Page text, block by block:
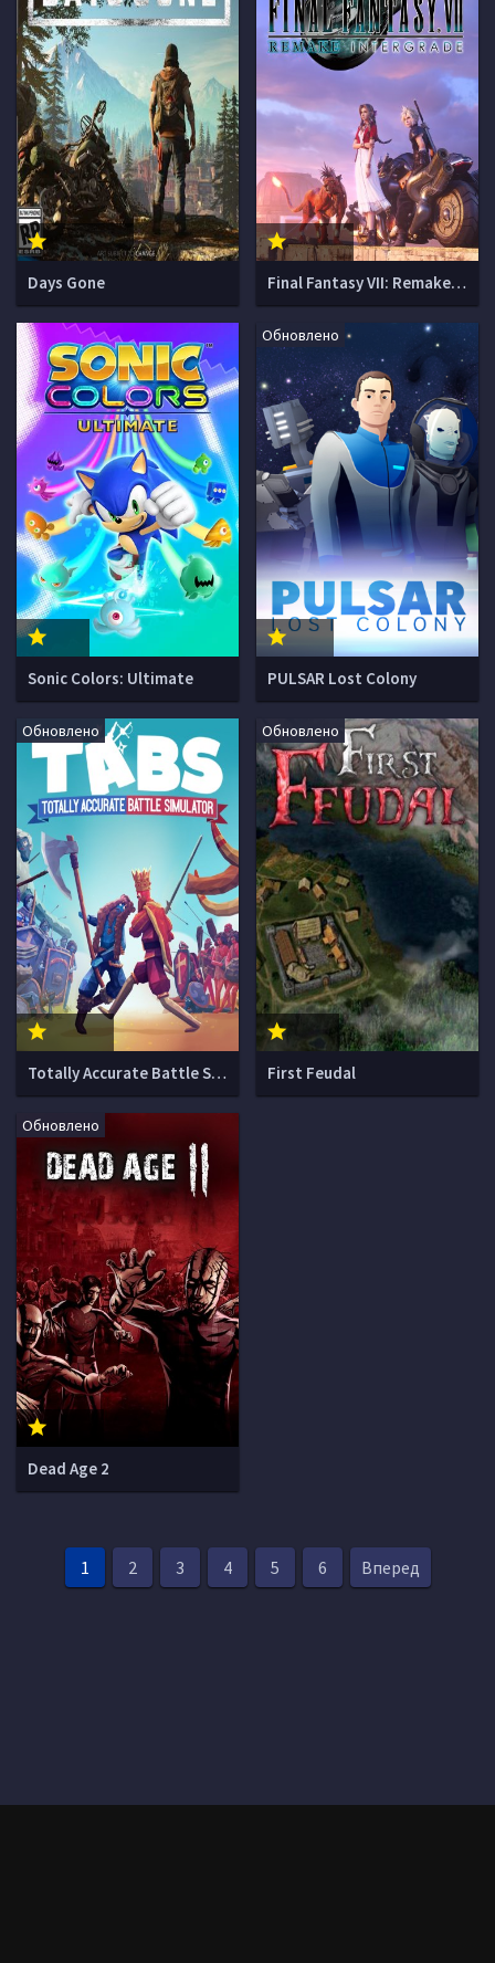
Days Gone Final Fantasy VII: Remake Intergrade
Sonic Colors: Ultimate
Обновлено
PULSAR Lost Colony
Обновлено
Totally Accurate Battle Simulator
Обновлено
First Feudal
Обновлено
Dead Age 2
1 2 3 4 5 6 Вперед